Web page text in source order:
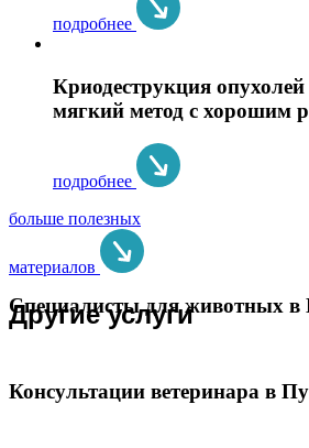
подробнее
Криодеструкция
мягкий метод с хорошим
подробнее
больше полезных
материалов
Другие услуги
Специалисты для животных
Консультации ветеринара в